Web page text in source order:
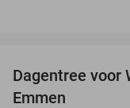
Dagentree voor
Emmen